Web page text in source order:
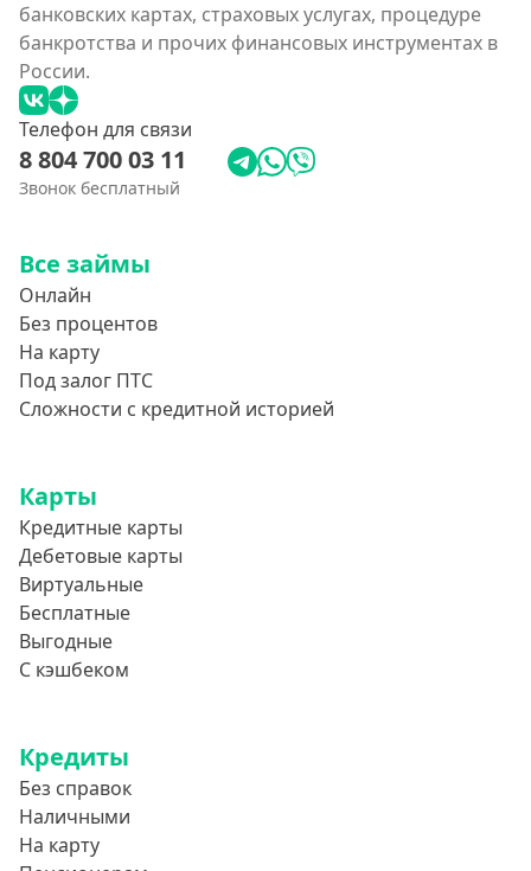
банковских картах, страховых услугах, процедуре
банкротства и прочих финансовых инструментах в
России.
Телефон для связи
8 804 700 03 11
Звонок бесплатный
Все займы
Онлайн
Без процентов
На карту
Под залог ПТС
Сложности с кредитной историей
Карты
Кредитные карты
Дебетовые карты
Виртуальные
Бесплатные
Выгодные
С кэшбеком
Кредиты
Без справок
Наличными
На карту